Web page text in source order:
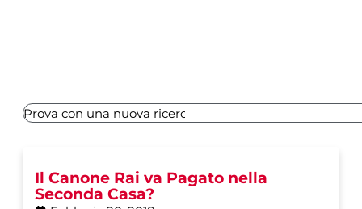
Il Canone Rai va Pagato nella
Seconda Casa?